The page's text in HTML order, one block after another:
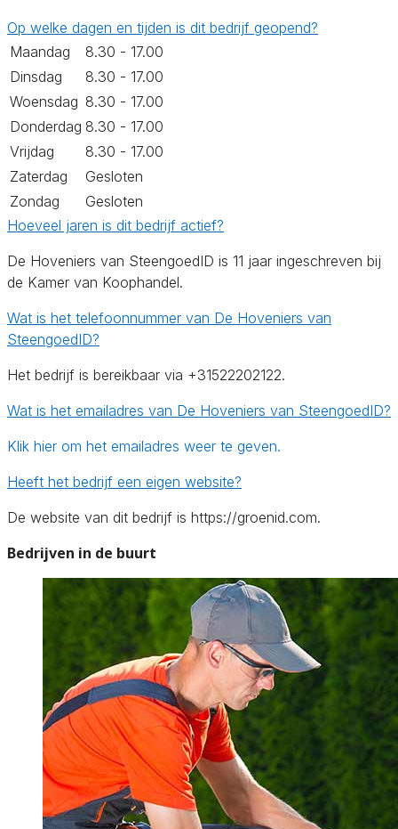
Op welke dagen en tijden is dit bedrijf geopend?
Maandag
8.30 - 17.00
Dinsdag
8.30 - 17.00
Woensdag 8.30 - 17.00
Donderdag 8.30 - 17.00
Vrijdag
8.30 - 17.00
Zaterdag
Gesloten
Zondag
Gesloten
Hoeveel jaren is dit bedrijf actief?
De Hoveniers van SteengoedID is 11 jaar ingeschreven bij
de Kamer van Koophandel.
Wat is het telefoonnummer van De Hoveniers van
SteengoedID?
Het bedrijf is bereikbaar via +31522202122.
Wat is het emailadres van De Hoveniers van SteengoedID?
Klik hier om het emailadres weer te geven.
Heeft het bedrijf een eigen website?
De website van dit bedrijf is https://groenid.com.
Bedrijven in de buurt